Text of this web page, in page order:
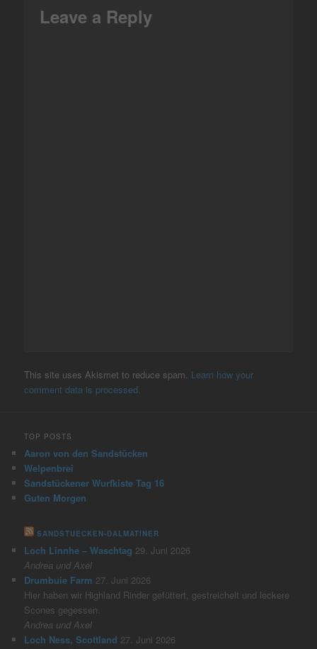
Leave a Reply
This site uses Akismet to reduce spam. Learn how your
comment data is processed.
TOP POSTS
Aaron von den Sandstücken
Welpenbrei
Sandstückener Wurfkiste Tag 16
Guten Morgen
SANDSTUECKEN-DALMATINER
Loch Linnhe – Waschtag 29. Juni 2026
Andrea und Axel
Drumbuie Farm 27. Juni 2026
Hier haben wir Highland Rinder gefüttert, gestreichelt und leckere
Scones gegessen.
Andrea und Axel
Loch Ness, Scottland 27. Juni 2026